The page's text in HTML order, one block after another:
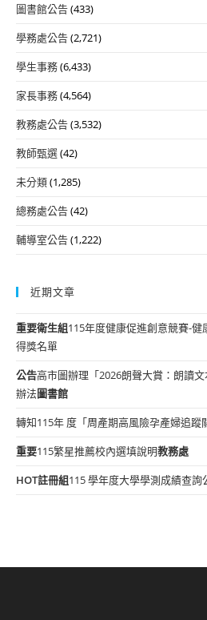
圖書館公告(433)
學務處公告(2,721)
學生事務(6,433)
家長事務(4,564)
教務處公告(3,532)
教師甄選(42)
未分類(1,285)
總務處公告(42)
輔導室公告(1,222)
近期文章
重要衛生組115年度健康促進創意競賽-
得獎名單
公告高市圖辦理「2026朗聲大賞：朗讀
辦法圖書館
轉知115年 度「周產期高風險孕產婦追蹤
重要115繁星推薦校內選填說明教務處
HOT註冊組115 學年度大學學測成績查詢